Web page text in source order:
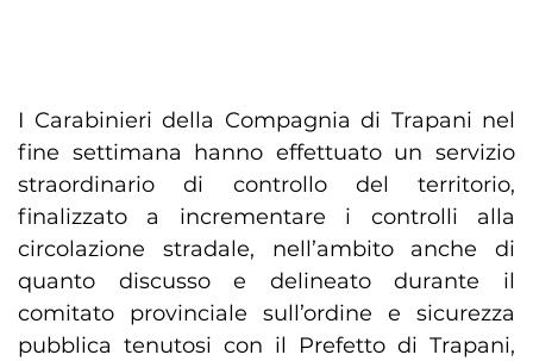
I Carabinieri della Compagnia di Trapani nel
fine settimana hanno effettuato un servizio
straordinario di controllo del territorio,
finalizzato a incrementare i controlli alla
circolazione stradale, nell’ambito anche di
quanto discusso e delineato durante il
comitato provinciale sull’ordine e sicurezza
pubblica tenutosi con il Prefetto di Trapani,